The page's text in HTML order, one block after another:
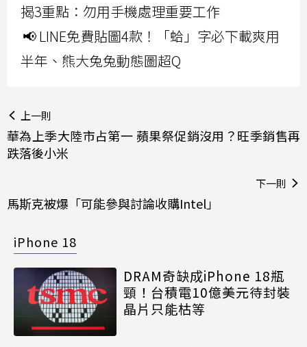
揭3重點：勿用手機處理重要工作
📢 LINE免費貼圖4款！「蛤」字必下載爽用
半年、熊大兔兔動態圖超Q
上一則
華為上季大陸市占第一 蘋果祭促銷沒用？旺季銷售再
跌落後小米
下一則
馬斯克被爆「可能參與討論收購Intel」
iPhone 18
DRAM奇缺成iPhone 18瓶
頸！台積電10億美元待封裝
晶片只能枯等